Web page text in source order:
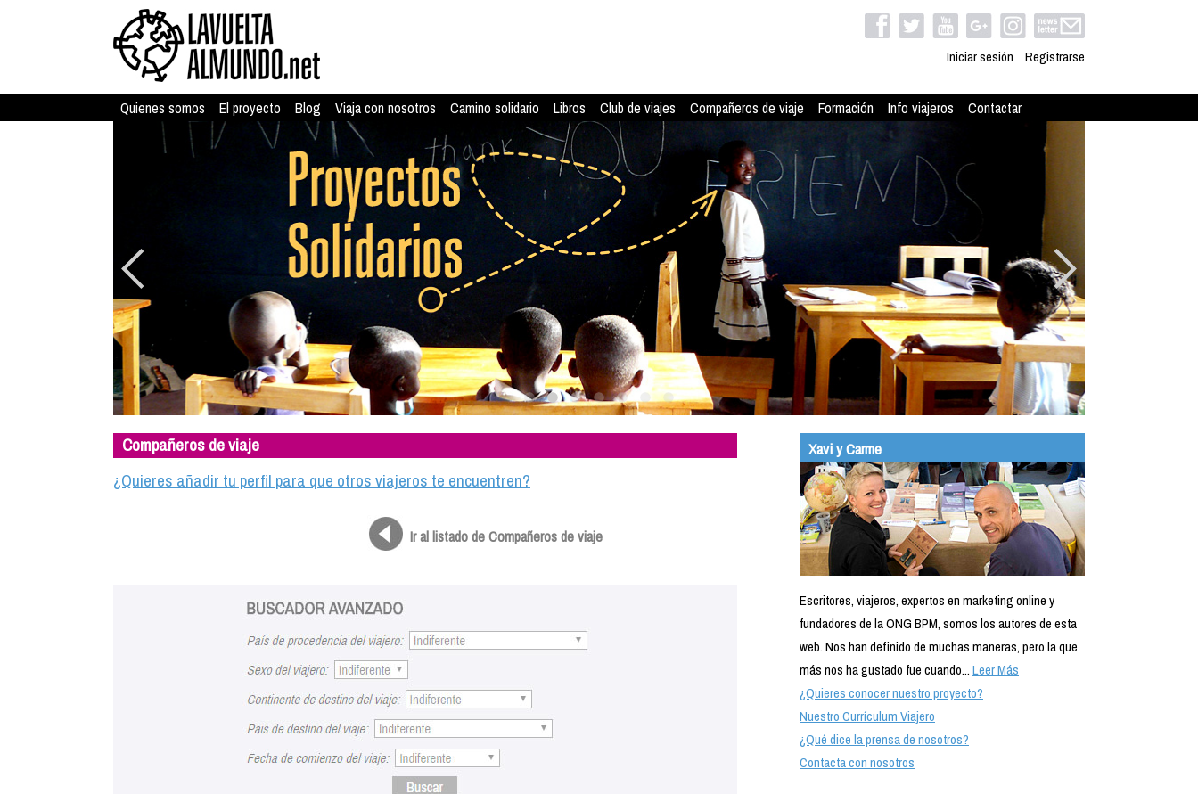
Iniciar sesión Registrarse
Quienes somos El proyecto Blog Viaja con nosotros Camino solidario Libros Club de viajes Compañeros de viaje Formación Info viajeros Contactar
Compañeros de viaje
¿Quieres añadir tu perfil para que otros viajeros te encuentren?
Ir al listado de Compañeros de viaje
Xavi y Carme
Escritores, viajeros, expertos en marketing online y
fundadores de la ONG BPM, somos los autores de esta
web. Nos han definido de muchas maneras, pero la que
más nos ha gustado fue cuando...Leer Más
¿Quieres conocer nuestro proyecto?
Nuestro Currículum Viajero
¿Qué dice la prensa de nosotros?
Contacta con nosotros